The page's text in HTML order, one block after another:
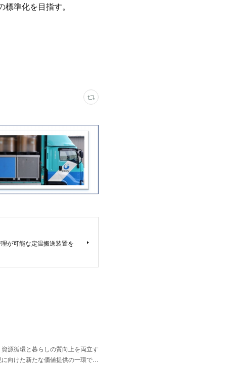
準化を目指す。
が可能な定温搬送装置を
源循環と暮らしの質向上を両立す
向けた新たな価値提供の一環で…